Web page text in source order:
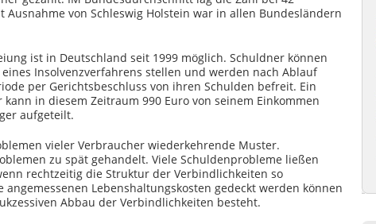
Ausnahme von Schleswig Holstein war in allen Bundesländern
ist in Deutschland seit 1999 möglich. Schuldner können
Insolvenzverfahrens stellen und werden nach Ablauf
per Gerichtsbeschluss von ihren Schulden befreit. Ein
in diesem Zeitraum 990 Euro von seinem Einkommen
aufgeteilt.
vieler Verbraucher wiederkehrende Muster.
zu spät gehandelt. Viele Schuldenprobleme ließen
rechtzeitig die Struktur der Verbindlichkeiten so
Lebenshaltungskosten gedeckt werden können
Abbau der Verbindlichkeiten besteht.